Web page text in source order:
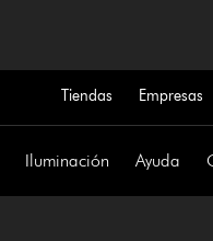
Tiendas Empresas
Iluminación Ayuda